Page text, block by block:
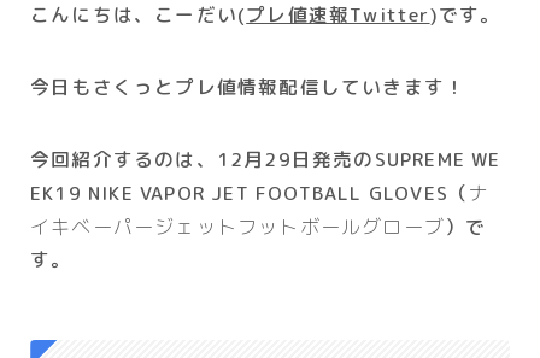
こんにちは、こーだい(プレ値速報Twitter)です。
今日もさくっとプレ値情報配信していきます！
今回紹介するのは、12月29日発売のSUPREME WE
EK19 NIKE VAPOR JET FOOTBALL GLOVES（ナ
イキベーパージェットフットボールグローブ）で
す。